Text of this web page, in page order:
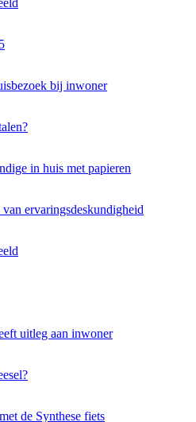
ervaringsdeskundigheid